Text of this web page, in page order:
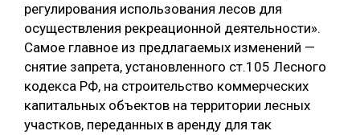
ПРОИЗВОДСТВО ДРЕВЕСНЫХ ПЛИТ
ЦБП
КОМПЛЕКСНАЯ ПЕРЕРАБОТКА
ЛЕСОПИЛЕНИЕ
ПОДБОРКИ СТАТЕЙ
регулирования использования лесов для
осуществления рекреационной деятельности».
Самое главное из предлагаемых изменений —
снятие запрета, установленного ст.105 Лесного
кодекса РФ, на строительство коммерческих
капитальных объектов на территории лесных
участков, переданных в аренду для так